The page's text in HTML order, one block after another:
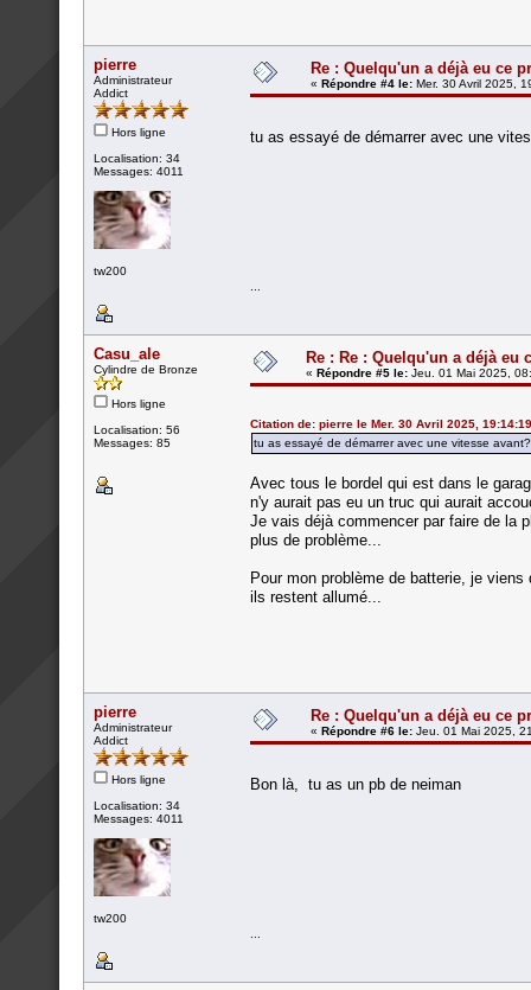
pierre
Administrateur
Addict
Hors ligne
Localisation: 34
Messages: 4011
tw200
Re : Quelqu'un a déjà eu ce
« Répondre #4 le: Mer. 30 Avril 2025,
tu as essayé de démarrer avec une
Casu_ale
Cylindre de Bronze
Hors ligne
Localisation: 56
Messages: 85
Re : Re : Quelqu'un a déjà eu
« Répondre #5 le: Jeu. 01 Mai 2025,
Citation de: pierre le Mer. 30 Avril 2025, 19:14:19
tu as essayé de démarrer avec une vitesse avant?
Avec tous le bordel qui est dans le
n'y aurait pas eu un truc qui aurait
Je vais déjà commencer par faire de la
plus de problème...
Pour mon problème de batterie, je
ils restent allumé...
pierre
Administrateur
Addict
Hors ligne
Localisation: 34
Messages: 4011
tw200
Re : Quelqu'un a déjà eu ce
« Répondre #6 le: Jeu. 01 Mai 2025,
Bon là, tu as un pb de neiman